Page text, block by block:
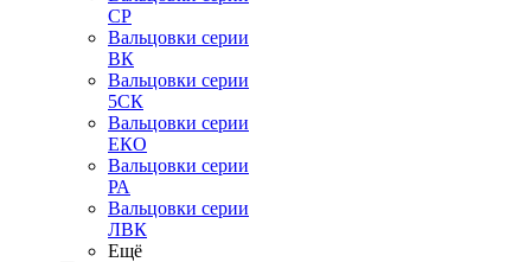
СР
Вальцовки серии
ВК
Вальцовки серии
5СК
Вальцовки серии
ЕКО
Вальцовки серии
РА
Вальцовки серии
ЛВК
Ещё